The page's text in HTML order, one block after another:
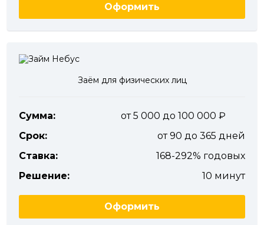
Оформить
Заём для физических лиц
Сумма:
от 5 000 до 100 000
Срок:
от 90 до 365 дней
Ставка:
168-292% годовых
Решение:
10 минут
Оформить